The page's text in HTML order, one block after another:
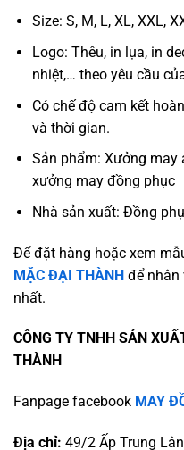
Size: S, M, L, XL, XXL,
Logo: Thêu, in lụa, in
nhiệt,… theo yêu cầu
Có chế độ cam kết
và thời gian.
Sản phẩm: Xưởng may
xưởng may đồng phục
Nhà sản xuất: Đồng
Để đặt hàng hoặc xem
MẶC ĐẠI THÀNH để nhân
nhất.
CÔNG TY TNHH SẢN
THÀNH
Fanpage facebook MAY
Địa chỉ: 49/2 Ấp Trung